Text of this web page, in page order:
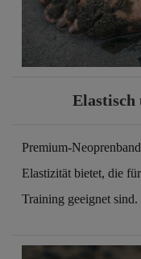
Elastisch
Premium-
Elastizität bietet, die
Training geeignet sind.